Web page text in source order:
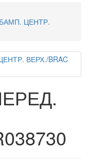
ЦЕНТР.